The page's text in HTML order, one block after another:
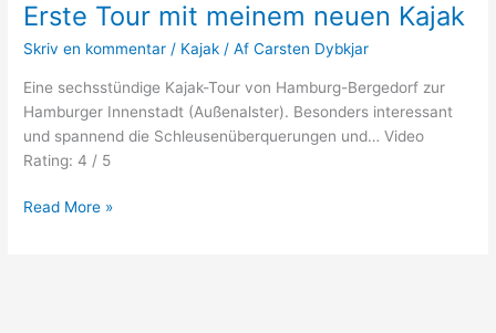
Erste Tour mit meinem neuen Kajak
Skriv en kommentar / Kajak / AfCarsten Dybkjar
Eine sechsstündige Kajak-Tour von Hamburg-Bergedorf zur
Hamburger Innenstadt (Außenalster). Besonders interessant
und spannend die Schleusenüberquerungen und… Video
Rating: 4 / 5
Erste
Read More »